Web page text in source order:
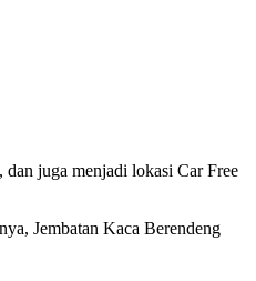
dan juga menjadi lokasi Car Free
Jembatan Kaca Berendeng